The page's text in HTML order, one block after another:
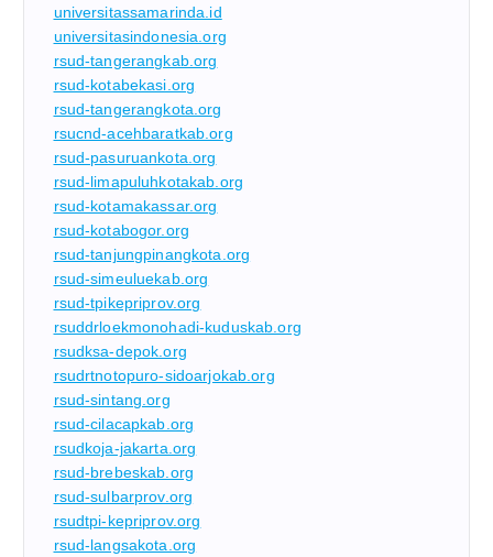
universitassamarinda.id
universitasindonesia.org
rsud-tangerangkab.org
rsud-kotabekasi.org
rsud-tangerangkota.org
rsucnd-acehbaratkab.org
rsud-pasuruankota.org
rsud-limapuluhkotakab.org
rsud-kotamakassar.org
rsud-kotabogor.org
rsud-tanjungpinangkota.org
rsud-simeuluekab.org
rsud-tpikepriprov.org
rsuddrloekmonohadi-kuduskab.org
rsudksa-depok.org
rsudrtnotopuro-sidoarjokab.org
rsud-sintang.org
rsud-cilacapkab.org
rsudkoja-jakarta.org
rsud-brebeskab.org
rsud-sulbarprov.org
rsudtpi-kepriprov.org
rsud-langsakota.org